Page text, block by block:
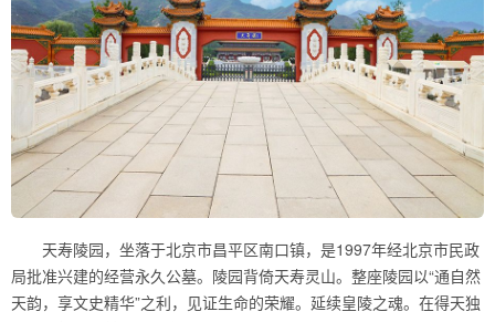
天寿陵园，坐落于北京市昌平区南口镇，是1997年经北京市民政
局批准兴建的经营永久公墓。陵园背倚天寿灵山。整座陵园以“通自然
天韵，享文史精华”之利，见证生命的荣耀。延续皇陵之魂。在得天独